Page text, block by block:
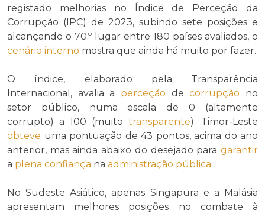
registado melhorias no Índice de Perceção da
Corrupção (IPC) de 2023, subindo sete posições e
alcançando o 70.º lugar entre 180 países avaliados, o
cenário interno mostra que ainda há muito por fazer.
O índice, elaborado pela Transparência
Internacional, avalia a perceção decorrupção no
setor público, numa escala de 0 (altamente
corrupto) a 100 (muito transparente). Timor-Leste
obteve uma pontuação de 43 pontos, acima do ano
anterior, mas ainda abaixo do desejado para garantir
a plena confiança na administração pública.
No Sudeste Asiático, apenas Singapura e a Malásia
apresentam melhores posições no combate à